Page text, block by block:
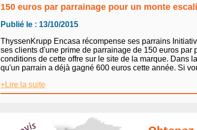
150 euros par parrainage pour un monte
Publié le : 13/10/2015
ThyssenKrupp Encasa récompense ses parrains
ses clients d'une prime de parrainage de 150 euros
conditions de cette offre sur le site de la marque. Dans
qu'un parrain a déjà gagné 600 euros cette année. Si
+Lire la suite